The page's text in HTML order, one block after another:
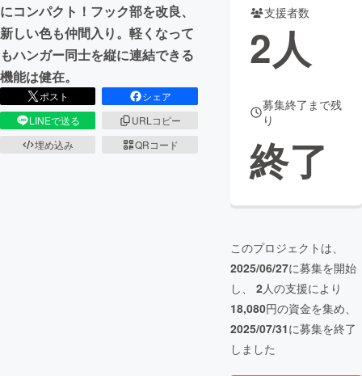
CAMPFIREふるさと納税
コミュニティ
にコンパクト！フック部を改良、
新しい色も仲間入り。軽くなって
もハンガー同士を縦に連結できる
機能は健在。
ポスト
シェア
LINEで送る
URLコピー
埋め込み
QRコード
支援者数
2人
募集終了まで残
り
終了
このプロジェクトは、
2025/06/27に募集を開始
し、 2人の支援により
18,080円の資金を集め、
2025/07/31に募集を終了
しました